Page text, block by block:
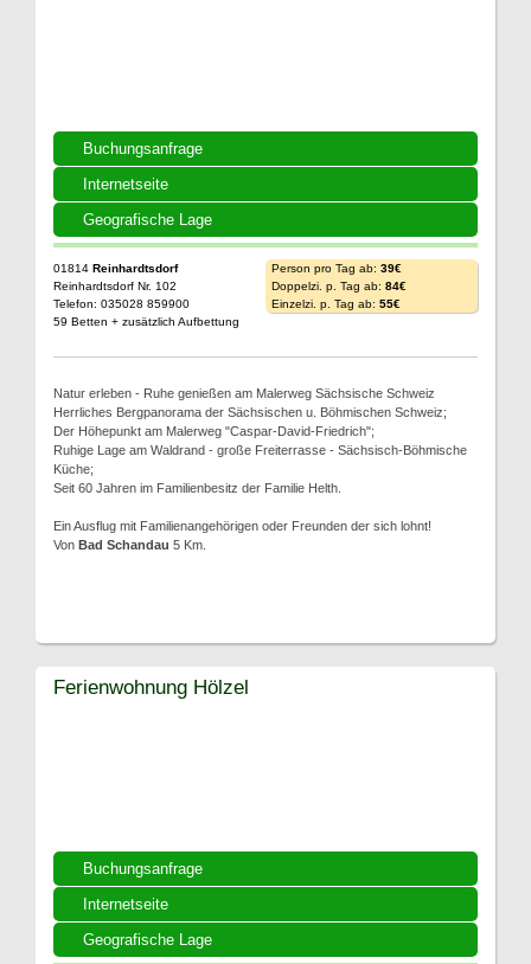
Buchungsanfrage
Internetseite
Geografische Lage
01814 Reinhardtsdorf
Reinhardtsdorf Nr. 102
Telefon: 035028 859900
59 Betten + zusätzlich Aufbettung
Person pro Tag ab: 39€
Doppelzi. p. Tag ab: 84€
Einzelzi. p. Tag ab: 55€
Natur erleben - Ruhe genießen am Malerweg Sächsische Schweiz
Herrliches Bergpanorama der Sächsischen u. Böhmischen Schweiz;
Der Höhepunkt am Malerweg "Caspar-David-Friedrich";
Ruhige Lage am Waldrand - große Freiterrasse - Sächsisch-Böhmische
Küche;
Seit 60 Jahren im Familienbesitz der Familie Helth.
Ein Ausflug mit Familienangehörigen oder Freunden der sich lohnt!
Von Bad Schandau 5 Km.
Buchungsanfrage
Internetseite
Geografische Lage
Ferienwohnung Hölzel